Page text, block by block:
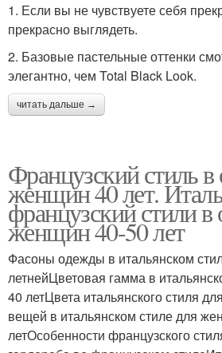
1. Если вы не чувствуете себя
прекрасно выглядеть.
2. Базовые пастельные оттенки
элегантно, чем Total Black Look.
читать дальше →
Французский стиль
женщин 40 лет.
французский стили в
женщин 40-50 лет
Фасоны одежды в итальянском
летнейЦветовая гамма в
40 летЦвета итальянского стиля
вещей в итальянском стиле для
летОсобенности французского